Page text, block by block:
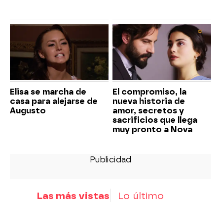
Elisa se marcha de
casa para alejarse de
Augusto
El compromiso, la
nueva historia de
amor, secretos y
sacrificios que llega
muy pronto a Nova
Las más vistas Lo último